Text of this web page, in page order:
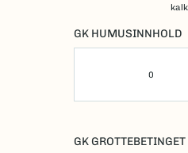
GK HUMUSINNHOLD
0
GK